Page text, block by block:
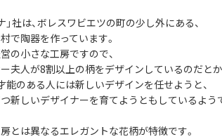
」社は、ボレスワビエツの町の少し外にある、
で陶器を作っています。
の小さな工房ですので、
夫人が8割以上の柄をデザインしているのだとか
能のある人には新しいデザインを任せようと、
新しいデザイナーを育てようともしているよう
とは異なるエレガントな花柄が特徴です。